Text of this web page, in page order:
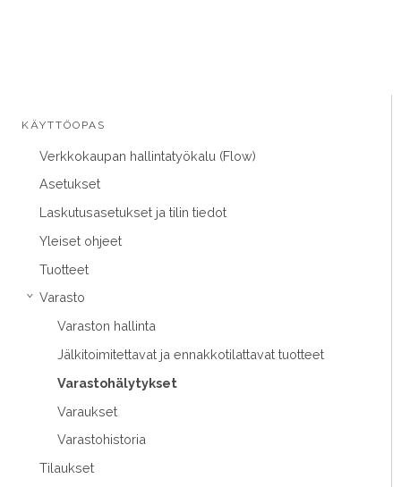
KÄYTTÖOPAS
Verkkokaupan hallintatyökalu (Flow)
Asetukset
Laskutusasetukset ja tilin tiedot
Yleiset ohjeet
Tuotteet
› Varasto
Varaston hallinta
Jälkitoimitettavat ja ennakkotilattavat tuotteet
Varastohälytykset
Varaukset
Varastohistoria
Tilaukset